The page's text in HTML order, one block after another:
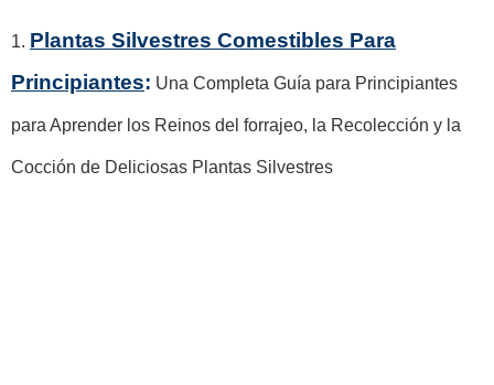
1. Plantas Silvestres Comestibles Para
Principiantes: Una Completa Guía para Principiantes
para Aprender los Reinos del forrajeo, la Recolección y la
Cocción de Deliciosas Plantas Silvestres